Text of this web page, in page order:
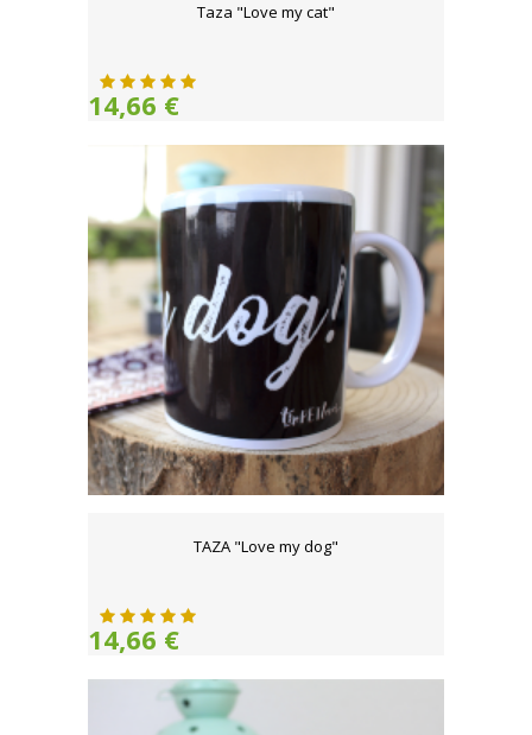
Taza "Love my cat"
14,66 €
TAZA "Love my dog"
14,66 €